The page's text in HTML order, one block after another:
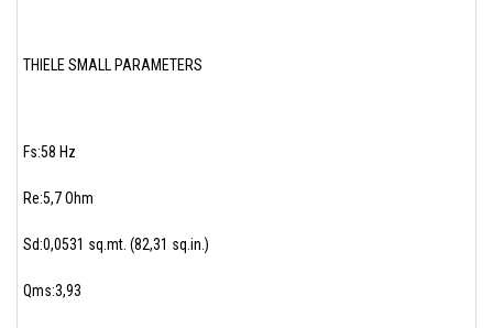
THIELE SMALL PARAMETERS
Fs:58 Hz
Re:5,7 Ohm
Sd:0,0531 sq.mt. (82,31 sq.in.)
Qms:3,93